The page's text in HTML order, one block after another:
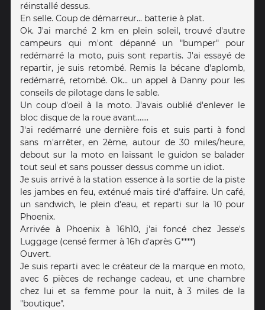
réinstallé dessus.
En selle. Coup de démarreur... batterie à plat.
Ok. J'ai marché 2 km en plein soleil, trouvé d'autre
campeurs qui m'ont dépanné un "bumper" pour
redémarré la moto, puis sont repartis. J'ai essayé de
repartir, je suis retombé. Remis la bécane d'aplomb,
redémarré, retombé. Ok... un appel à Danny pour les
conseils de pilotage dans le sable.
Un coup d'oeil à la moto. J'avais oublié d'enlever le
bloc disque de la roue avant.......
J'ai redémarré une dernière fois et suis parti à fond
sans m'arrêter, en 2ème, autour de 30 miles/heure,
debout sur la moto en laissant le guidon se balader
tout seul et sans pousser dessus comme un idiot.
Je suis arrivé à la station essence à la sortie de la piste
les jambes en feu, exténué mais tiré d'affaire. Un café,
un sandwich, le plein d'eau, et reparti sur la 10 pour
Phoenix.
Arrivée à Phoenix à 16h10, j'ai foncé chez Jesse's
Luggage (censé fermer à 16h d'après G****)
Ouvert.
Je suis reparti avec le créateur de la marque en moto,
avec 6 pièces de rechange cadeau, et une chambre
chez lui et sa femme pour la nuit, à 3 miles de la
"boutique".